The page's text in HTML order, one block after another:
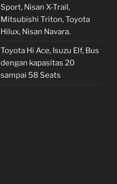
Sport, Nisan X-Trail,
Mitsubishi Triton, Toyota
Hilux, Nisan Navara.
Toyota Hi Ace, Isuzu Elf, Bus
dengan kapasitas 20
sampai 58 Seats